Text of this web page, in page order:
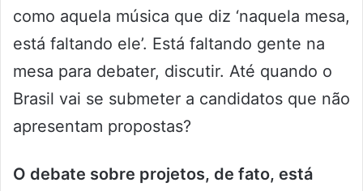
como aquela música que diz ‘naquela mesa,
está faltando ele’. Está faltando gente na
mesa para debater, discutir. Até quando o
Brasil vai se submeter a candidatos que não
apresentam propostas?
O debate sobre projetos, de fato, está